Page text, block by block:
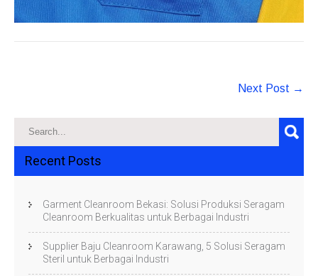
Next Post →
Recent Posts
Garment Cleanroom Bekasi: Solusi Produksi Seragam
Cleanroom Berkualitas untuk Berbagai Industri
Supplier Baju Cleanroom Karawang, 5 Solusi Seragam
Steril untuk Berbagai Industri